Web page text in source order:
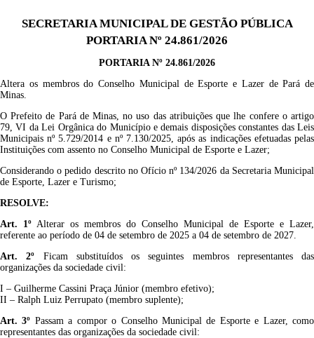
SECRETARIA MUNICIPAL DE GESTÃO PÚBLICA
PORTARIA Nº 24.861/2026
PORTARIA Nº 24.861/2026
Altera os membros do Conselho Municipal de Esporte e Lazer de Pará de
Minas.
O Prefeito de Pará de Minas, no uso das atribuições que lhe confere o artigo
79, VI da Lei Orgânica do Município e demais disposições constantes das Leis
Municipais nº 5.729/2014 e nº 7.130/2025, após as indicações efetuadas pelas
Instituições com assento no Conselho Municipal de Esporte e Lazer;
Considerando o pedido descrito no Ofício nº 134/2026 da Secretaria Municipal
de Esporte, Lazer e Turismo;
RESOLVE:
Art. 1º Alterar os membros do Conselho Municipal de Esporte e Lazer,
referente ao período de 04 de setembro de 2025 a 04 de setembro de 2027.
Art. 2º Ficam substituídos os seguintes membros representantes das
organizações da sociedade civil:
I – Guilherme Cassini Praça Júnior (membro efetivo);
II – Ralph Luiz Perrupato (membro suplente);
Art. 3º Passam a compor o Conselho Municipal de Esporte e Lazer, como
representantes das organizações da sociedade civil: